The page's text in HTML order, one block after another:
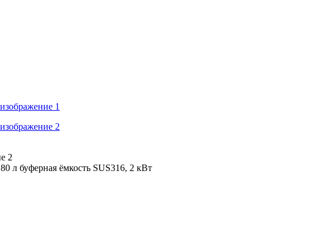
л буферная ёмкость SUS316, 2 кВт